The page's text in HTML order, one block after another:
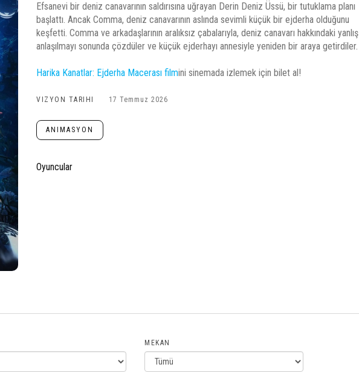
Efsanevi bir deniz canavarının saldırısına uğrayan Derin Deniz Üssü, bir tutuklama planı
başlattı. Ancak Comma, deniz canavarının aslında sevimli küçük bir ejderha olduğunu
keşfetti. Comma ve arkadaşlarının aralıksız çabalarıyla, deniz canavarı hakkındaki yanlış
anlaşılmayı sonunda çözdüler ve küçük ejderhayı annesiyle yeniden bir araya getirdiler.
Harika Kanatlar: Ejderha Macerası filmini sinemada izlemek için bilet al!
VIZYON TARIHI 17 Temmuz 2026
ANIMASYON
Oyuncular
MEKAN